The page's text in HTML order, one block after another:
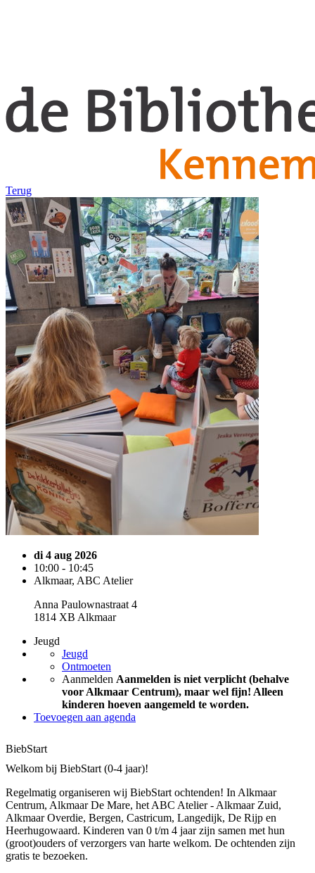
Terug
di 4 aug 2026
10:00 - 10:45
Alkmaar, ABC Atelier
Anna Paulownastraat 4
1814 XB Alkmaar
Jeugd
Jeugd
Ontmoeten
Aanmelden Aanmelden is niet verplicht (behalve
voor Alkmaar Centrum), maar wel fijn! Alleen
kinderen hoeven aangemeld te worden.
Toevoegen aan agenda
BiebStart
Welkom bij BiebStart (0-4 jaar)!
Regelmatig organiseren wij BiebStart ochtenden! In Alkmaar
Centrum, Alkmaar De Mare, het ABC Atelier - Alkmaar Zuid,
Alkmaar Overdie, Bergen, Castricum, Langedijk, De Rijp en
Heerhugowaard. Kinderen van 0 t/m 4 jaar zijn samen met hun
(groot)ouders of verzorgers van harte welkom. De ochtenden zijn
gratis te bezoeken.